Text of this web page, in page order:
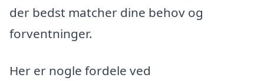
der bedst matcher dine behov og
forventninger.
Her er nogle fordele ved